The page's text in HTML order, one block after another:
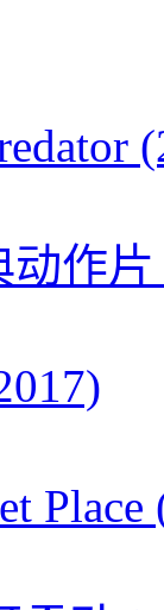
动作
Place